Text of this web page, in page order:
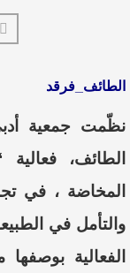
الطائف_فرقد
نظّمت جمعية
الطائف،
المخاضة ، في
والتأمل في
الفعالية